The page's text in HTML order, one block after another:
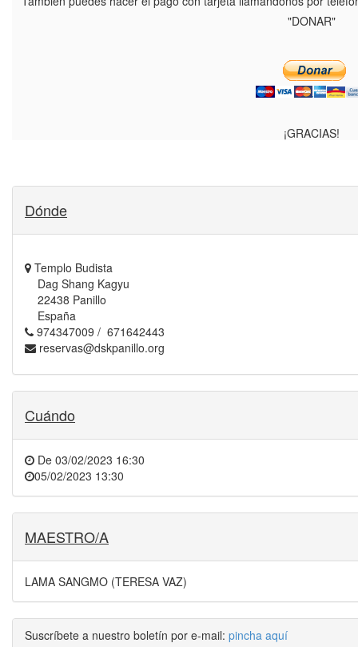
"DONAR"
¡GRACIAS!
Dónde
Templo Budista
Dag Shang Kagyu
22438 Panillo
España
974347009 / 671642443
reservas@dskpanillo.org
Cuándo
De 03/02/2023 16:30
05/02/2023 13:30
MAESTRO/A
LAMA SANGMO (TERESA VAZ)
Suscríbete a nuestro boletín por e-mail: pincha aquí